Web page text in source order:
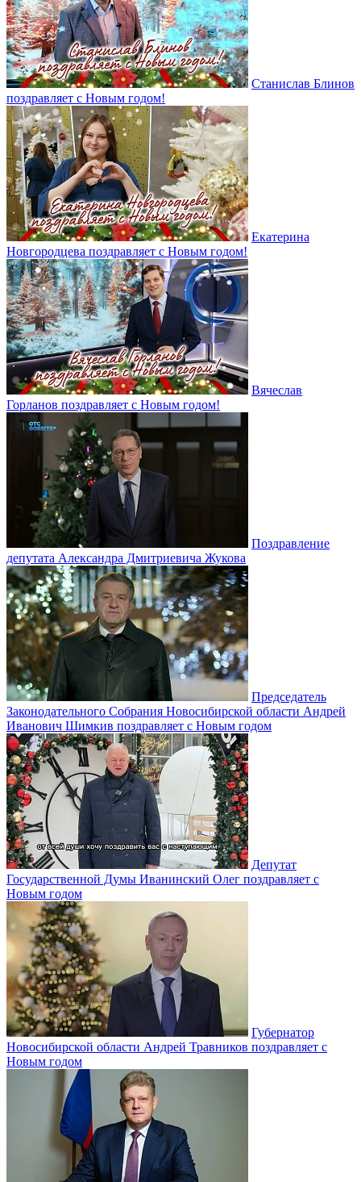
Станислав Блинов
поздравляет с Новым годом!
Екатерина
Новгородцева поздравляет с Новым годом!
Вячеслав
Горланов поздравляет с Новым годом!
Поздравление
депутата Александра Дмитриевича Жукова
Председатель
Законодательного Собрания Новосибирской области Андрей
Иванович Шимкив поздравляет с Новым годом
Депутат
Государственной Думы Иванинский Олег поздравляет с
Новым годом
Губернатор
Новосибирской области Андрей Травников поздравляет с
Новым годом